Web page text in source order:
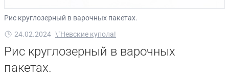
Рис круглозерный в варочных пакетах.
24.02.2024 \"Невские купола!
Рис круглозерный в варочных
пакетах.